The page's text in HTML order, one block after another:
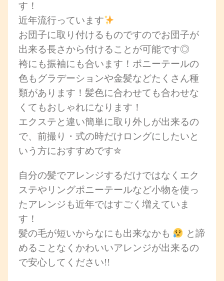
す！
近年流行っています
お団子に取り付けるものですのでお団子が
出来る長さから付けることが可能です◎
袴にも振袖にも合います！ポニーテールの
色もグラデーションや金髪などたくさん種
類があります！髪色に合わせても合わせな
くてもおしゃれになります！
エクステと違い簡単に取り外しが出来るの
で、前撮り・式の時だけロングにしたいと
いう方におすすめです✮
自分の髪でアレンジするだけではなくエク
ステやリングポニーテールなど小物を使っ
たアレンジも近年ではすごく増えていま
す！
髪の毛が短いからなにも出来なかも
と諦
めることなくかわいいアレンジが出来るの
で安心してください!!